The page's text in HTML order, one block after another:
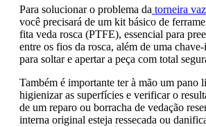
Para solucionar o problema da torneira
você precisará de um kit básico de
fita veda rosca (PTFE), essencial para
entre os fios da rosca, além de uma
para soltar e apertar a peça com total
Também é importante ter à mão um pano
higienizar as superfícies e verificar o
de um reparo ou borracha de vedação
interna original esteja ressecada ou